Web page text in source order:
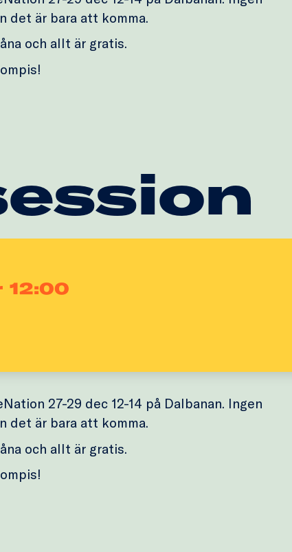
det är bara att komma.
och allt är gratis.
12:00
27-29 dec 12-14 på Dalbanan. Ingen
det är bara att komma.
och allt är gratis.